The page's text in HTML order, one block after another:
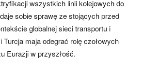
wszystkich linii kolejowych do
sobie sprawę ze stojących przed
globalnej sieci transportu i
Turcja maja odegrać rolę czołowych
Eurazji w przyszłość.